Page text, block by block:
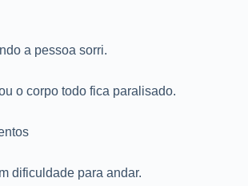
a pessoa sorri.
o corpo todo fica paralisado.
dificuldade para andar.